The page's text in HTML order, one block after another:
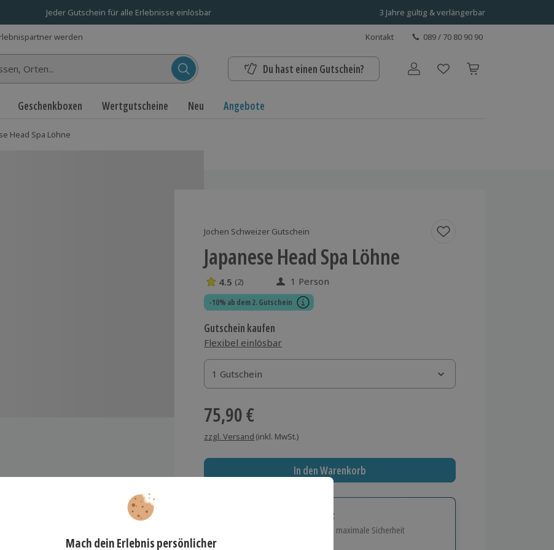
Jeder Gutschein für alle Erlebnisse einlösbar 3 Jahre gültig & verlängerbar
werden Kontakt 089 / 70 80 90 90
Du hast einen Gutschein? Benutzerkonto
Geschenkboxen Wertgutscheine Neu Angebote
Head Spa Löhne
Jochen Schweizer Gutschein
Japanese Head Spa Löhne
4.5 Sterne von 5 aus 2 Bewertungen
4.5 (2) 1 Person
-10% ab dem 2. Gutschein
Gutschein kaufen
Flexibel einlösbar
1 Gutschein
1 Gutschein
1 Gutschein
75,90 €
zzgl. Versand (inkl. MwSt.)
In den Warenkorb
Immer das richtige Geschenk:
Große Auswahl, volle Flexibilität und maximale Sicherheit
Nacken-, Dekolleté- und Schulter-